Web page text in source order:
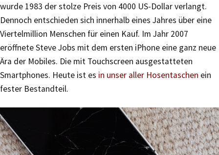
wurde 1983 der stolze Preis von 4000 US-Dollar verlangt.
Dennoch entschieden sich innerhalb eines Jahres über eine
Viertelmillion Menschen für einen Kauf. Im Jahr 2007
eröffnete Steve Jobs mit dem ersten iPhone eine ganz neue
Ära der Mobiles. Die mit Touchscreen ausgestatteten
Smartphones. Heute ist es in unser aller Hosentaschen ein
fester Bestandteil.